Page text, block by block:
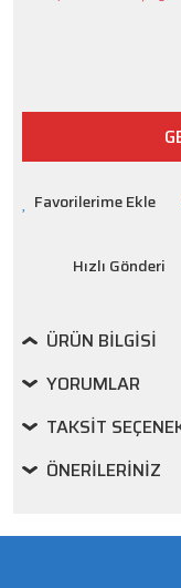
Hızlı Gönderi
ÜRÜN BILGISI
YORUMLAR
TAKSIT
ÖNERILERINIZ